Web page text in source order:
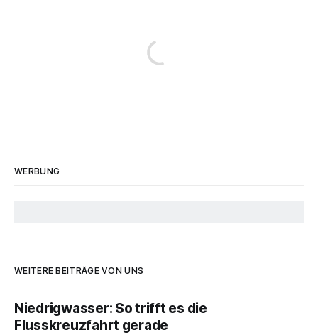
WERBUNG
WEITERE BEITRÄGE VON UNS
Niedrigwasser: So trifft es die
Flusskreuzfahrt gerade